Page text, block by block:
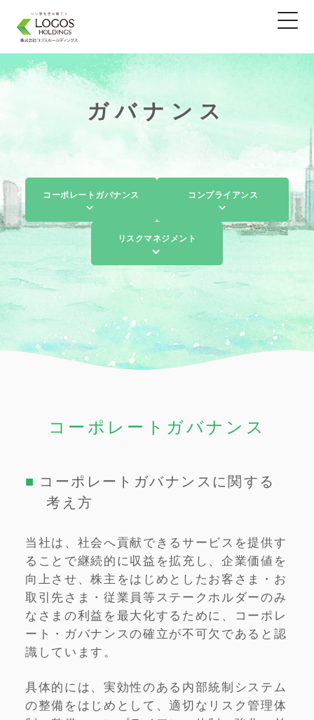
ガバナンス
コーポレートガバナンス コンプライアンス
リスクマネジメント
コーポレートガバナンス
コーポレートガバナンスに関する
考え方
当社は、社会へ貢献できるサービスを提供す
ることで継続的に収益を拡充し、企業価値を
向上させ、株主をはじめとしたお客さま・お
取引先さま・従業員等ステークホルダーのみ
なさまの利益を最大化するために、コーポレ
ート・ガバナンスの確立が不可欠であると認
識しています。
具体的には、実効性のある内部統制システム
の整備をはじめとして、適切なリスク管理体